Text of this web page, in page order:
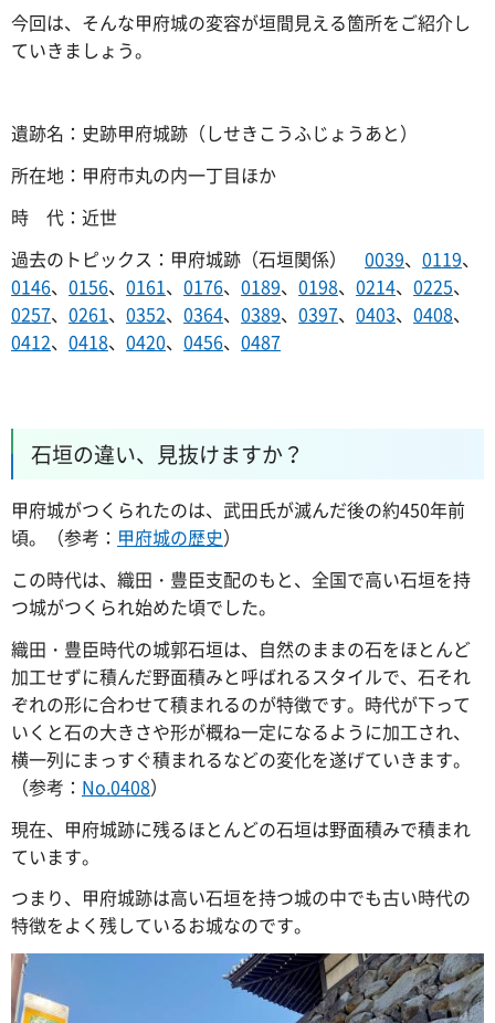
今回は、そんな甲府城の変容が垣間見える箇所をご紹介し
ていきましょう。
遺跡名：史跡甲府城跡（しせきこうふじょうあと）
所在地：甲府市丸の内一丁目ほか
時 代：近世
過去のトピックス：甲府城跡（石垣関係） 0039、 0119、
0146、 0156、 0161、 0176、 0189、 0198、 0214、 0225、
0257、 0261、 0352、 0364、 0389、 0397、 0403、 0408、
0412、 0418、 0420、 0456、 0487
石垣の違い、見抜けますか？
甲府城がつくられたのは、武田氏が滅んだ後の約450年前
頃。（参考： 甲府城の歴史）
この時代は、織田・豊臣支配のもと、全国で高い石垣を持
つ城がつくられ始めた頃でした。
織田・豊臣時代の城郭石垣は、自然のままの石をほとんど
加工せずに積んだ野面積みと呼ばれるスタイルで、石それ
ぞれの形に合わせて積まれるのが特徴です。時代が下って
いくと石の大きさや形が概ね一定になるように加工され、
横一列にまっすぐ積まれるなどの変化を遂げていきます。
（参考： No.0408）
現在、甲府城跡に残るほとんどの石垣は野面積みで積まれ
ています。
つまり、甲府城跡は高い石垣を持つ城の中でも古い時代の
特徴をよく残しているお城なのです。